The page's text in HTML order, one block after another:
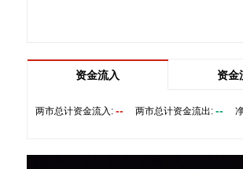
质量发展。省长刘小明主持会议。 京东集
海南跨境电商公共服务中心等跨境电商平
资金流入 资金
两市总计资金流入: -- 两市总计资金流出: --